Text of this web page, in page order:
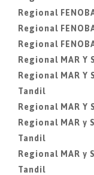
Regional
Regional
Regional
Regional MAR Y
Regional MAR Y
Tandil
Regional MAR Y
Regional MAR y
Tandil
Regional MAR y
Tandil